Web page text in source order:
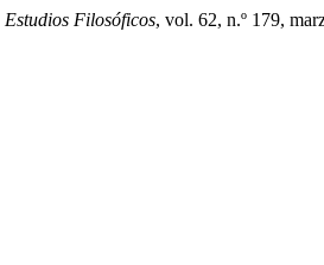
Estudios Filosóficos, vol. 62, n.º 179,